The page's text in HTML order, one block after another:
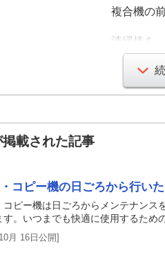
複合機の
清掃棒を
てくださ
安全のた
載された記事
コピー機の日ごろから行い
コピー機は日ごろからメンテナンス
す。いつまでも快適に使用するため
月 16日公開]